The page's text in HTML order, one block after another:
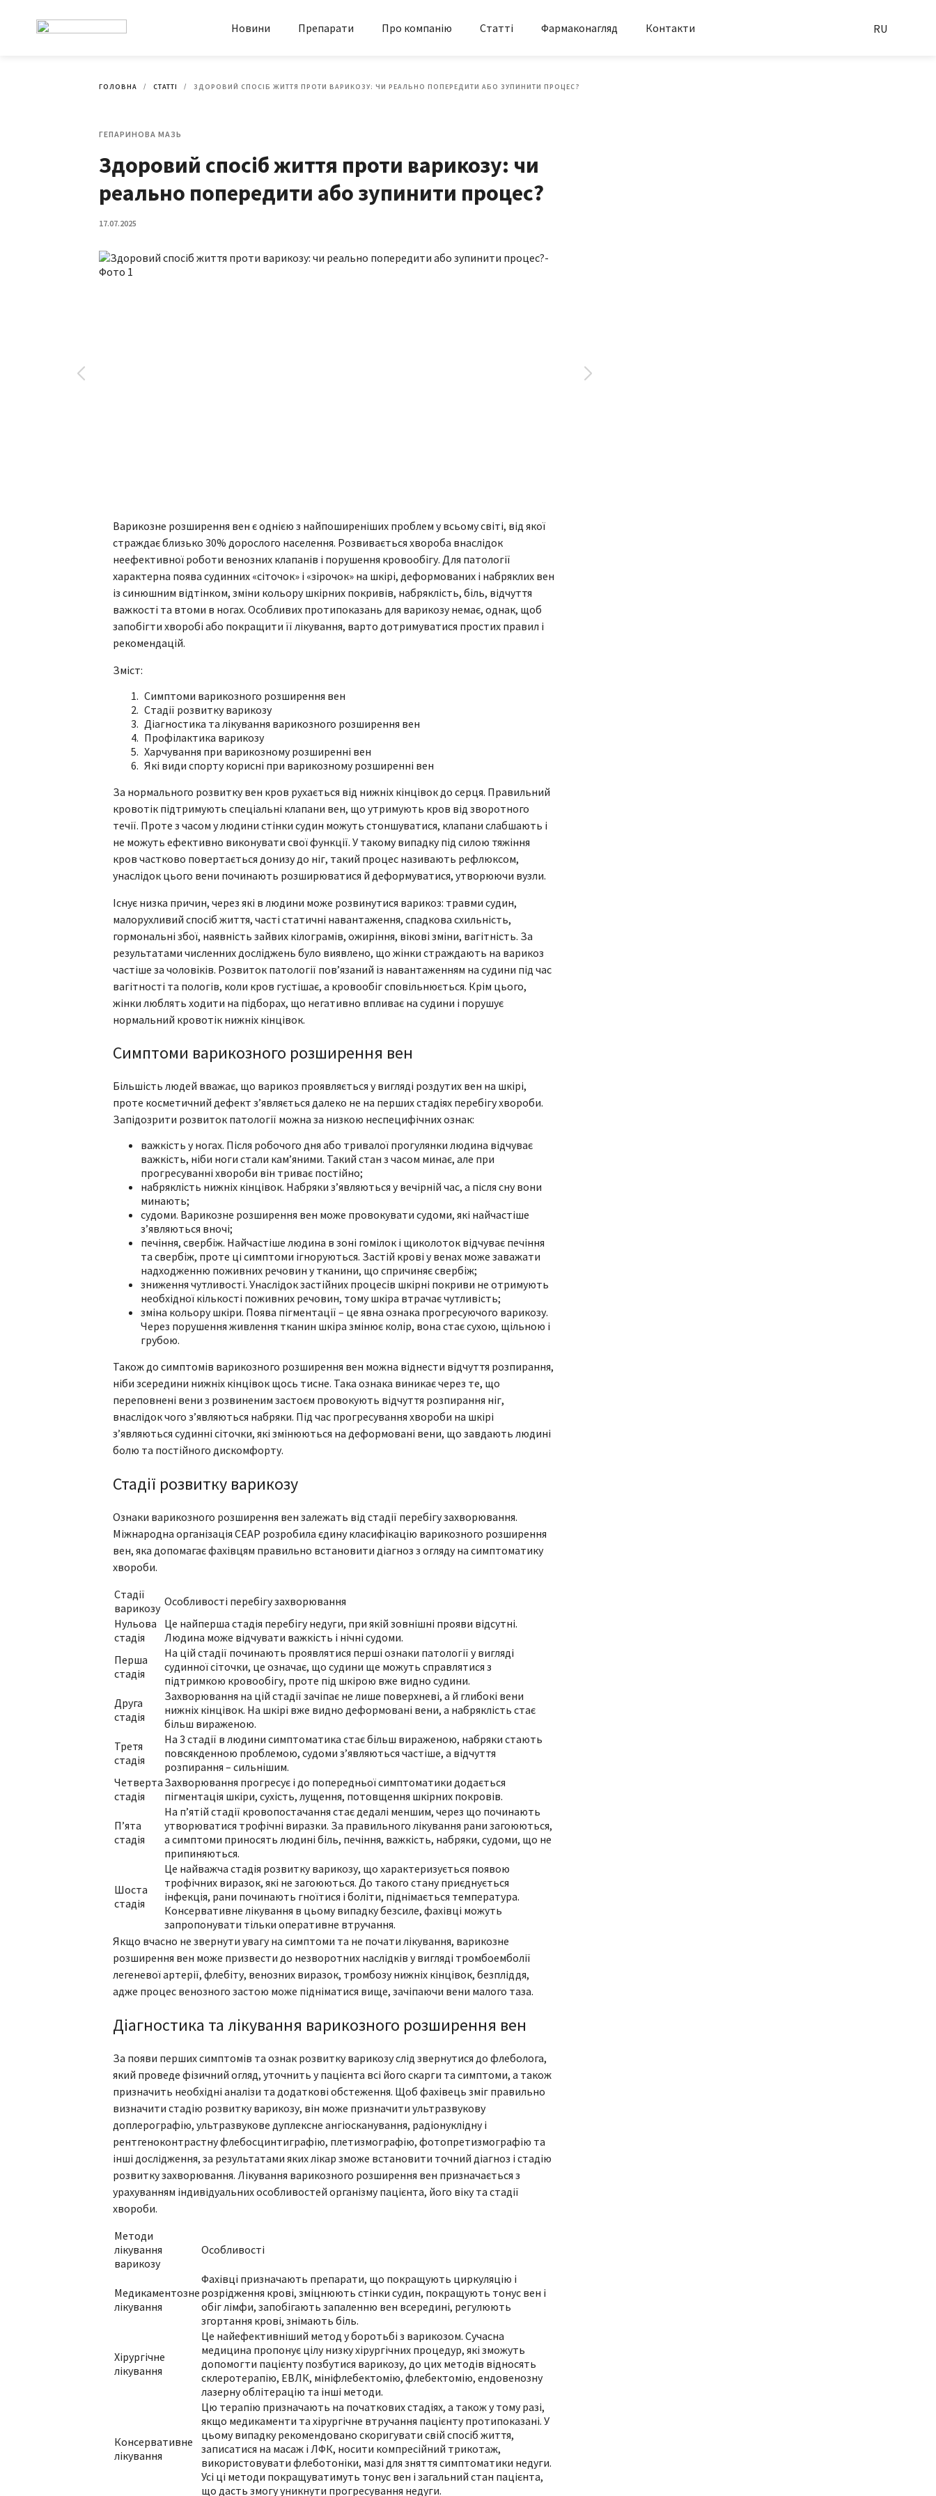
Новини Препарати Про компанію Статті Фармаконагляд Контакти RU
ГОЛОВНА СТАТТІ ЗДОРОВИЙ СПОСІБ ЖИТТЯ ПРОТИ ВАРИКОЗУ: ЧИ РЕАЛЬНО ПОПЕРЕДИТИ АБО ЗУПИНИТИ ПРОЦЕС?
ГЕПАРИНОВА МАЗЬ
Здоровий спосіб життя проти варикозу: чи
реально попередити або зупинити процес?
17.07.2025
Варикозне розширення вен є однією з найпоширеніших проблем у всьому світі, від якої
страждає близько 30% дорослого населення. Розвивається хвороба внаслідок
неефективної роботи венозних клапанів і порушення кровообігу. Для патології
характерна поява судинних «сіточок» і «зірочок» на шкірі, деформованих і набряклих вен
із синюшним відтінком, зміни кольору шкірних покривів, набряклість, біль, відчуття
важкості та втоми в ногах. Особливих протипоказань для варикозу немає, однак, щоб
запобігти хворобі або покращити її лікування, варто дотримуватися простих правил і
рекомендацій.
Зміст:
Симптоми варикозного розширення вен
Стадії розвитку варикозу
Діагностика та лікування варикозного розширення вен
Профілактика варикозу
Харчування при варикозному розширенні вен
Які види спорту корисні при варикозному розширенні вен
За нормального розвитку вен кров рухається від нижніх кінцівок до серця. Правильний
кровотік підтримують спеціальні клапани вен, що утримують кров від зворотного
течії. Проте з часом у людини стінки судин можуть стоншуватися, клапани слабшають і
не можуть ефективно виконувати свої функції. У такому випадку під силою тяжіння
кров частково повертається донизу до ніг, такий процес називають рефлюксом,
унаслідок цього вени починають розширюватися й деформуватися, утворюючи вузли.
Існує низка причин, через які в людини може розвинутися варикоз: травми судин,
малорухливий спосіб життя, часті статичні навантаження, спадкова схильність,
гормональні збої, наявність зайвих кілограмів, ожиріння, вікові зміни, вагітність. За
результатами численних досліджень було виявлено, що жінки страждають на варикоз
частіше за чоловіків. Розвиток патології пов’язаний із навантаженням на судини під час
вагітності та пологів, коли кров густішає, а кровообіг сповільнюється. Крім цього,
жінки люблять ходити на підборах, що негативно впливає на судини і порушує
нормальний кровотік нижніх кінцівок.
Симптоми варикозного розширення вен
Більшість людей вважає, що варикоз проявляється у вигляді роздутих вен на шкірі,
проте косметичний дефект з’являється далеко не на перших стадіях перебігу хвороби.
Запідозрити розвиток патології можна за низкою неспецифічних ознак:
важкість у ногах. Після робочого дня або тривалої прогулянки людина відчуває
важкість, ніби ноги стали кам’яними. Такий стан з часом минає, але при
прогресуванні хвороби він триває постійно;
набряклість нижніх кінцівок. Набряки з’являються у вечірній час, а після сну вони
минають;
судоми. Варикозне розширення вен може провокувати судоми, які найчастіше
з’являються вночі;
печіння, свербіж. Найчастіше людина в зоні гомілок і щиколоток відчуває печіння
та свербіж, проте ці симптоми ігноруються. Застій крові у венах може заважати
надходженню поживних речовин у тканини, що спричиняє свербіж;
зниження чутливості. Унаслідок застійних процесів шкірні покриви не отримують
необхідної кількості поживних речовин, тому шкіра втрачає чутливість;
зміна кольору шкіри. Поява пігментації – це явна ознака прогресуючого варикозу.
Через порушення живлення тканин шкіра змінює колір, вона стає сухою, щільною і
грубою.
Також до симптомів варикозного розширення вен можна віднести відчуття розпирання,
ніби зсередини нижніх кінцівок щось тисне. Така ознака виникає через те, що
переповнені вени з розвиненим застоєм провокують відчуття розпирання ніг,
внаслідок чого з’являються набряки. Під час прогресування хвороби на шкірі
з’являються судинні сіточки, які змінюються на деформовані вени, що завдають людині
болю та постійного дискомфорту.
Стадії розвитку варикозу
Ознаки варикозного розширення вен залежать від стадії перебігу захворювання.
Міжнародна організація СЕАР розробила єдину класифікацію варикозного розширення
вен, яка допомагає фахівцям правильно встановити діагноз з огляду на симптоматику
хвороби.
Стадії
варикозу Особливості перебігу захворювання
Нульова
стадія
Це найперша стадія перебігу недуги, при якій зовнішні прояви відсутні.
Людина може відчувати важкість і нічні судоми.
Перша
стадія
На цій стадії починають проявлятися перші ознаки патології у вигляді
судинної сіточки, це означає, що судини ще можуть справлятися з
підтримкою кровообігу, проте під шкірою вже видно судини.
Друга
стадія
Захворювання на цій стадії зачіпає не лише поверхневі, а й глибокі вени
нижніх кінцівок. На шкірі вже видно деформовані вени, а набряклість стає
більш вираженою.
Третя
стадія
На 3 стадії в людини симптоматика стає більш вираженою, набряки стають
повсякденною проблемою, судоми з’являються частіше, а відчуття
розпирання – сильнішим.
Четверта
стадія
Захворювання прогресує і до попередньої симптоматики додається
пігментація шкіри, сухість, лущення, потовщення шкірних покровів.
П’ята
стадія
На п’ятій стадії кровопостачання стає дедалі меншим, через що починають
утворюватися трофічні виразки. За правильного лікування рани загоюються,
а симптоми приносять людині біль, печіння, важкість, набряки, судоми, що не
припиняються.
Шоста
стадія
Це найважча стадія розвитку варикозу, що характеризується появою
трофічних виразок, які не загоюються. До такого стану приєднується
інфекція, рани починають гноїтися і боліти, піднімається температура.
Консервативне лікування в цьому випадку безсиле, фахівці можуть
запропонувати тільки оперативне втручання.
Якщо вчасно не звернути увагу на симптоми та не почати лікування, варикозне
розширення вен може призвести до незворотних наслідків у вигляді тромбоемболії
легеневої артерії, флебіту, венозних виразок, тромбозу нижніх кінцівок, безпліддя,
адже процес венозного застою може підніматися вище, зачіпаючи вени малого таза.
Діагностика та лікування варикозного розширення вен
За появи перших симптомів та ознак розвитку варикозу слід звернутися до флеболога,
який проведе фізичний огляд, уточнить у пацієнта всі його скарги та симптоми, а також
призначить необхідні аналізи та додаткові обстеження. Щоб фахівець зміг правильно
визначити стадію розвитку варикозу, він може призначити ультразвукову
доплерографію, ультразвукове дуплексне ангіосканування, радіонуклідну і
рентгеноконтрастну флебосцинтиграфію, плетизмографію, фотопретизмографію та
інші дослідження, за результатами яких лікар зможе встановити точний діагноз і стадію
розвитку захворювання. Лікування варикозного розширення вен призначається з
урахуванням індивідуальних особливостей організму пацієнта, його віку та стадії
хвороби.
Методи
лікування
варикозу
Особливості
Медикаментозне
лікування
Фахівці призначають препарати, що покращують циркуляцію і
розрідження крові, зміцнюють стінки судин, покращують тонус вен і
обіг лімфи, запобігають запаленню вен всередині, регулюють
згортання крові, знімають біль.
Хірургічне
лікування
Це найефективніший метод у боротьбі з варикозом. Сучасна
медицина пропонує цілу низку хірургічних процедур, які зможуть
допомогти пацієнту позбутися варикозу, до цих методів відносять
склеротерапію, ЕВЛК, мініфлебектомію, флебектомію, ендовенозну
лазерну облітерацію та інші методи.
Консервативне
лікування
Цю терапію призначають на початкових стадіях, а також у тому разі,
якщо медикаменти та хірургічне втручання пацієнту протипоказані. У
цьому випадку рекомендовано скоригувати свій спосіб життя,
записатися на масаж і ЛФК, носити компресійний трикотаж,
використовувати флеботоніки, мазі для зняття симптоматики недуги.
Усі ці методи покращуватимуть тонус вен і загальний стан пацієнта,
що дасть змогу уникнути прогресування недуги.